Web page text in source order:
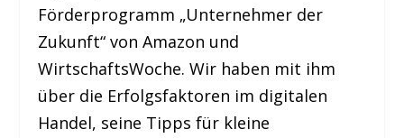
Förderprogramm „Unternehmer der
Zukunft“ von Amazon und
WirtschaftsWoche. Wir haben mit ihm
über die Erfolgsfaktoren im digitalen
Handel, seine Tipps für kleine